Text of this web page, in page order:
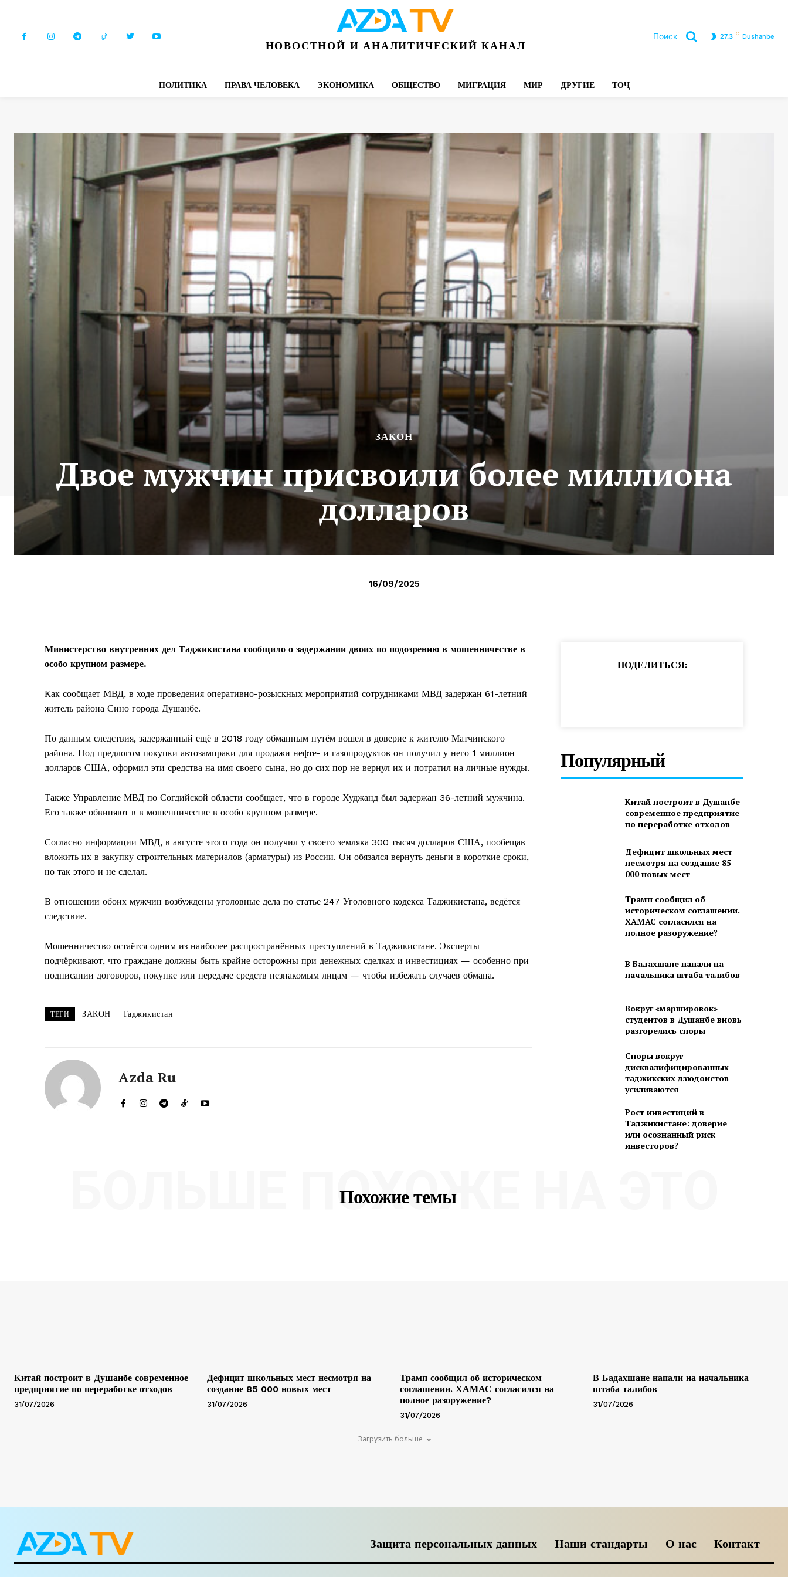
НОВОСТНОЙ И АНАЛИТИЧЕСКИЙ КАНАЛ
Поиск 27.3 C Dushanbe
ПОЛИТИКА ПРАВА ЧЕЛОВЕКА ЭКОНОМИКА ОБЩЕСТВО МИГРАЦИЯ МИР ДРУГИЕ ТОҶ
ЗАКОН
Двое мужчин присвоили более миллиона
долларов
16/09/2025
Министерство внутренних дел Таджикистана сообщило о задержании двоих по подозрению в мошенничестве в
особо крупном размере.
Как сообщает МВД, в ходе проведения оперативно-розыскных мероприятий сотрудниками МВД задержан 61-летний
житель района Сино города Душанбе.
По данным следствия, задержанный ещё в 2018 году обманным путём вошел в доверие к жителю Матчинского
района. Под предлогом покупки автозампраки для продажи нефте- и газопродуктов он получил у него 1 миллион
долларов США, оформил эти средства на имя своего сына, но до сих пор не вернул их и потратил на личные нужды.
Также Управление МВД по Согдийской области сообщает, что в городе Худжанд был задержан 36-летний мужчина.
Его также обвиняют в в мошенничестве в особо крупном размере.
Согласно информации МВД, в августе этого года он получил у своего земляка 300 тысяч долларов США, пообещав
вложить их в закупку строительных материалов (арматуры) из России. Он обязался вернуть деньги в короткие сроки,
но так этого и не сделал.
В отношении обоих мужчин возбуждены уголовные дела по статье 247 Уголовного кодекса Таджикистана, ведётся
следствие.
Мошенничество остаётся одним из наиболее распространённых преступлений в Таджикистане. Эксперты
подчёркивают, что граждане должны быть крайне осторожны при денежных сделках и инвестициях — особенно при
подписании договоров, покупке или передаче средств незнакомым лицам — чтобы избежать случаев обмана.
ТЕГИ ЗАКОН Таджикистан
Azda Ru
ПОДЕЛИТЬСЯ:
Популярный
Китай построит в Душанбе
современное предприятие
по переработке отходов
Дефицит школьных мест
несмотря на создание 85
000 новых мест
Трамп сообщил об
историческом соглашении.
ХАМАС согласился на
полное разоружение?
В Бадахшане напали на
начальника штаба талибов
Вокруг «маршировок»
студентов в Душанбе вновь
разгорелись споры
Споры вокруг
дисквалифицированных
таджикских дзюдоистов
усиливаются
Рост инвестиций в
Таджикистане: доверие
или осознанный риск
инвесторов?
Похожие темы
БОЛЬШЕ ПОХОЖЕ НА ЭТО
Китай построит в Душанбе современное
предприятие по переработке отходов
31/07/2026
Дефицит школьных мест несмотря на
создание 85 000 новых мест
31/07/2026
Трамп сообщил об историческом
соглашении. ХАМАС согласился на
полное разоружение?
31/07/2026
В Бадахшане напали на начальника
штаба талибов
31/07/2026
Загрузить больше
Защита персональных данных Наши стандарты О нас Контакт